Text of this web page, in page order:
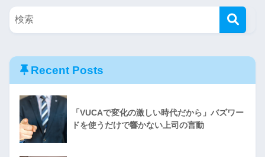
Recent Posts
「VUCAで変化の激しい時代だから」バズワー
ドを使うだけで響かない上司の言動